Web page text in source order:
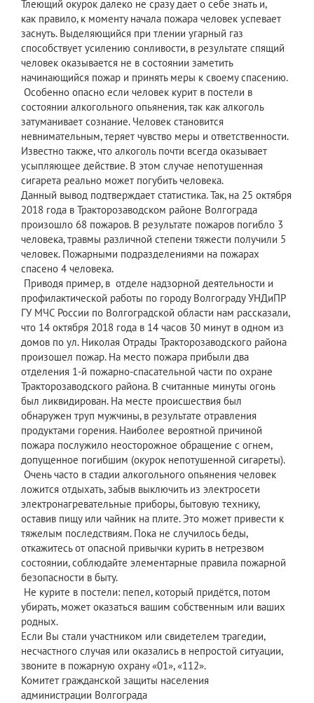
Тлеющий окурок далеко не сразу дает о себе знать и,
как правило, к моменту начала пожара человек успевает
заснуть. Выделяющийся при тлении угарный газ
способствует усилению сонливости, в результате спящий
человек оказывается не в состоянии заметить
начинающийся пожар и принять меры к своему спасению.
Особенно опасно если человек курит в постели в
состоянии алкогольного опьянения, так как алкоголь
затуманивает сознание. Человек становится
невнимательным, теряет чувство меры и ответственности.
Известно также, что алкоголь почти всегда оказывает
усыпляющее действие. В этом случае непотушенная
сигарета реально может погубить человека.
Данный вывод подтверждает статистика. Так, на 25 октября
2018 года в Тракторозаводском районе Волгограда
произошло 68 пожаров. В результате пожаров погибло 3
человека, травмы различной степени тяжести получили 5
человек. Пожарными подразделениями на пожарах
спасено 4 человека.
Приводя пример, в отделе надзорной деятельности и
профилактической работы по городу Волгограду УНДиПР
ГУ МЧС России по Волгоградской области нам рассказали,
что 14 октября 2018 года в 14 часов 30 минут в одном из
домов по ул. Николая Отрады Тракторозаводского района
произошел пожар. На место пожара прибыли два
отделения 1-й пожарно-спасательной части по охране
Тракторозаводского района. В считанные минуты огонь
был ликвидирован. На месте происшествия был
обнаружен труп мужчины, в результате отравления
продуктами горения. Наиболее вероятной причиной
пожара послужило неосторожное обращение с огнем,
допущенное погибшим (окурок непотушенной сигареты).
Очень часто в стадии алкогольного опьянения человек
ложится отдыхать, забыв выключить из электросети
электронагревательные приборы, бытовую технику,
оставив пищу или чайник на плите. Это может привести к
тяжелым последствиям. Пока не случилось беды,
откажитесь от опасной привычки курить в нетрезвом
состоянии, соблюдайте элементарные правила пожарной
безопасности в быту.
Не курите в постели: пепел, который придётся, потом
убирать, может оказаться вашим собственным или ваших
родных.
Если Вы стали участником или свидетелем трагедии,
несчастного случая или оказались в непростой ситуации,
звоните в пожарную охрану «01», «112».
Комитет гражданской защиты населения
администрации Волгограда